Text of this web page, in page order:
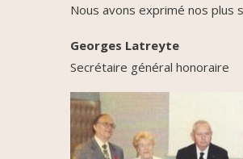
Nous avons exprimé nos plus
Georges Latreyte
Secrétaire général honoraire